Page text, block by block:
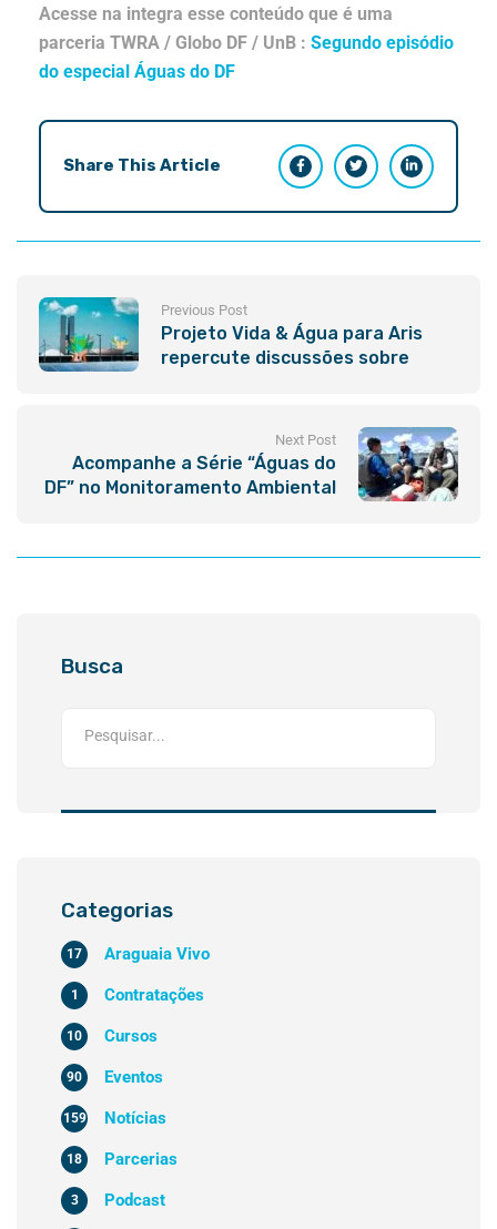
Acesse na integra esse conteúdo que é uma
parceria TWRA / Globo DF / UnB : Segundo episódio
do especial Águas do DF
Share This Article
Previous Post
Projeto Vida & Água para Aris
repercute discussões sobre
sociedade civil no Distrito
Federal
Next Post
Acompanhe a Série “Águas do
DF” no Monitoramento Ambiental
Busca
Categorias
Araguaia Vivo
17
Contratações
1
Cursos
10
Eventos
90
Notícias
159
Parcerias
18
Podcast
3